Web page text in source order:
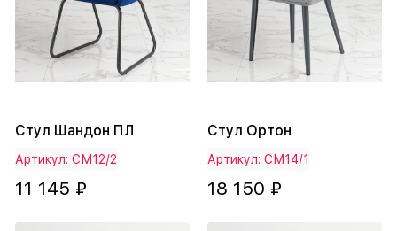
Стул Шандон ПЛ
Артикул: СМ12/2
11 145 ₽
Стул Ортон
Артикул: СМ14/1
18 150 ₽